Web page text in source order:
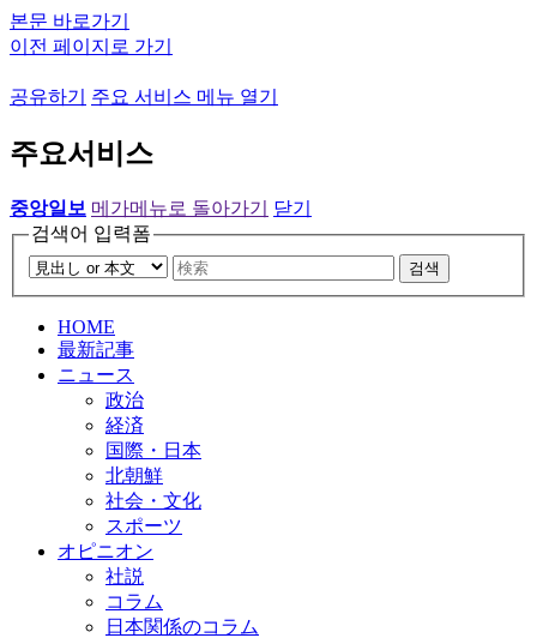
본문 바로가기
이전 페이지로 가기
공유하기 주요 서비스 메뉴 열기
주요서비스
중앙일보 메가메뉴로 돌아가기
닫기
검색어 입력폼
검색
HOME
最新記事
ニュース
政治
経済
国際・日本
北朝鮮
社会・文化
スポーツ
オピニオン
社説
コラム
日本関係のコラム